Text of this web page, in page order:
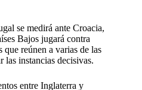
se medirá ante Croacia,
Bajos jugará contra
que reúnen a varias de las
las instancias decisivas.
entre Inglaterra y